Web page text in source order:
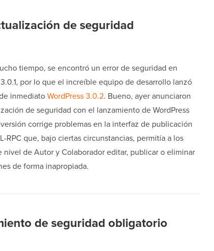
de seguridad
tiempo, se encontró un error de seguridad en
por lo que el increíble equipo de desarrollo lanzó
inmediatoWordPress 3.0.2. Bueno, ayer anunciaron
de seguridad con el lanzamiento de WordPress
corrige problemas en la interfaz de publicación
RPC que, bajo ciertas circunstancias, permitía a los
nivel de Autor y Colaborador editar, publicar o eliminar
de forma inapropiada.
de seguridad obligatorio